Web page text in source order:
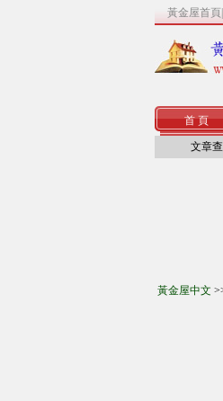
黃金屋首頁
首 頁
文章查
黃金屋中文